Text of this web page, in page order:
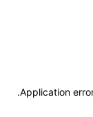
Application
.